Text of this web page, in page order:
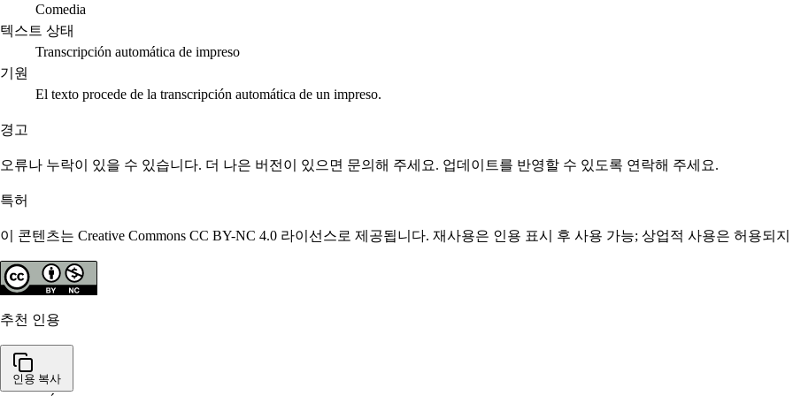
Comedia
텍스트 상태
Transcripción automática de impreso
기원
El texto procede de la transcripción automática de un impreso.
경고
오류나 누락이 있을 수 있습니다. 더 나은 버전이 있으면 문의해 주세요. 업데이트를 반영할 수 있도록 연락해 주세요.
특허
이 콘텐츠는 Creative Commons CC BY-NC 4.0 라이선스로 제공됩니다. 재사용은 인용 표시 후 사용 가능; 상업적 사용은 허용되
추천 인용
인용 복사